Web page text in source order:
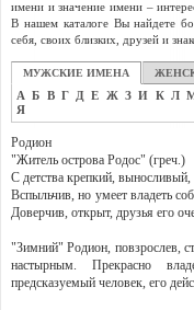
имени и значение имени –
В нашем каталоге Вы найдете
себя, своих близких, друзей и
МУЖСКИЕ ИМЕНА
А Б В Г Д Е Ж З И К Л
Я
Родион
"Житель острова Родос" (греч.)
С детства крепкий,
Вспыльчив, но умеет владеть
Доверчив, открыт, друзья его
"Зимний" Родион, повзрослев,
настырным. Прекрасно
предсказуемый человек, его